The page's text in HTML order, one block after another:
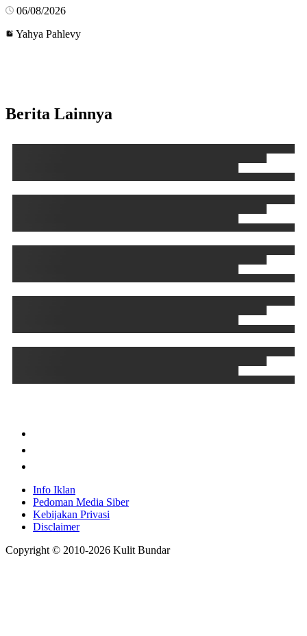
06/08/2026
Yahya Pahlevy
Berita Lainnya
Info Iklan
Pedoman Media Siber
Kebijakan Privasi
Disclaimer
Copyright © 2010-2026 Kulit Bundar